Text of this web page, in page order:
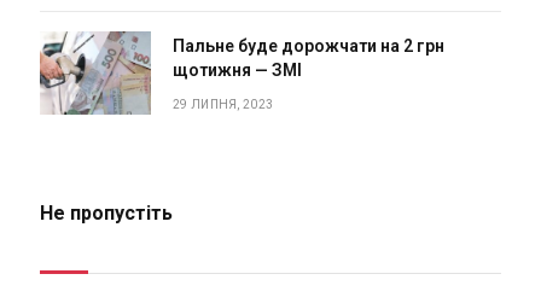
Пальне буде дорожчати на 2 грн
щотижня — ЗМІ
29 ЛИПНЯ, 2023
Не пропустіть